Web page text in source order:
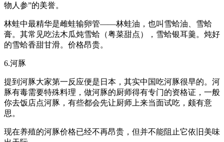
物人参”的美誉。
林蛙中最精华是雌蛙输卵管——林蛙油，也叫雪蛤油、雪蛤
膏。其常见吃法木瓜炖雪蛤（粤菜甜点），雪蛤银耳羹。炖好
的雪蛤香甜甘滑。价格昂贵。
6.河豚
提到河豚大家第一反应便是日本，其实中国吃河豚很早的。河
豚有毒需要特殊料理，做河豚的厨师得有专门的资格证，一般
你去饭店点河豚，有些都会先让厨师上来当面试吃，颇有意
思。
现在养殖的河豚价格已经不再昂贵，但并不能阻止它依旧美味